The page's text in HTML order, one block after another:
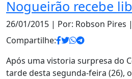
Nogueirão recebe
26/01/2015 | Por: Robson Pires |
Compartilhe:
Após uma vistoria surpresa do
tarde desta segunda-feira (26),